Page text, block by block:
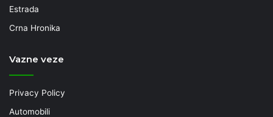
Estrada
Crna Hronika
Vazne veze
Privacy Policy
Automobili